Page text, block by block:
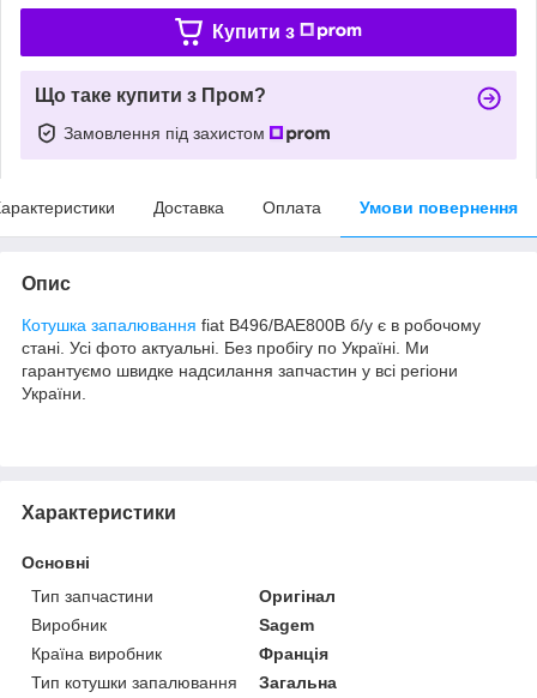
Купити з
Що таке купити з Пром?
Замовлення під захистом
Доставка Оплата Умови повернення
Опис
Котушка запалювання fiat B496/BAE800B б/у є в робочому
стані. Усі фото актуальні. Без пробігу по Україні. Ми
гарантуємо швидке надсилання запчастин у всі регіони
України.
Характеристики
Основні
Тип запчастини
Оригінал
Виробник
Sagem
Країна виробник
Франція
Тип котушки запалювання
Загальна